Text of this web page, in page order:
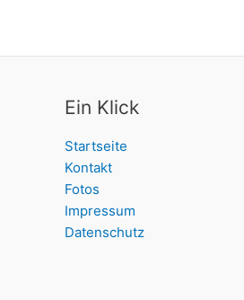
Ein Klick
Startseite
Kontakt
Fotos
Impressum
Datenschutz